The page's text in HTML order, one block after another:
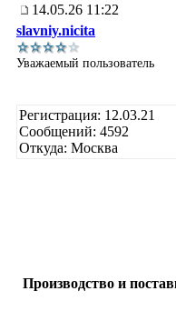
14.05.26 11:22
slavniy.nicita
Уважаемый пользователь
Регистрация: 12.03.21
Сообщений: 4592
Откуда: Москва
Производство и